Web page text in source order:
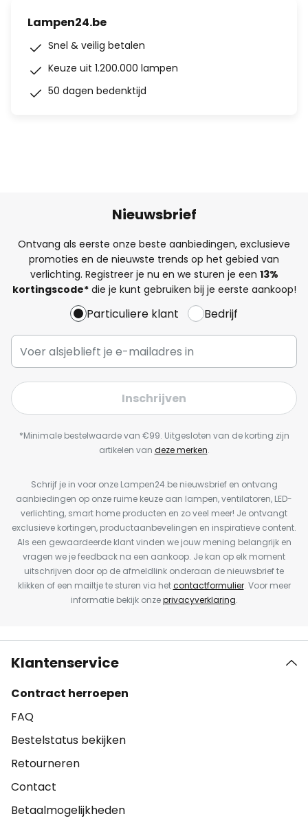
Lampen24.be
Snel & veilig betalen
Keuze uit 1.200.000 lampen
50 dagen bedenktijd
Nieuwsbrief
Ontvang als eerste onze beste aanbiedingen, exclusieve
promoties en de nieuwste trends op het gebied van
verlichting. Registreer je nu en we sturen je een 13%
kortingscode*die je kunt gebruiken bij je eerste aankoop!
Particuliere klant Bedrijf
Inschrijven
*Minimale bestelwaarde van €99. Uitgesloten van de korting zijn
artikelen van deze merken.
Schrijf je in voor onze Lampen24.be nieuwsbrief en ontvang
aanbiedingen op onze ruime keuze aan lampen, ventilatoren, LED-
verlichting, smart home producten en zo veel meer! Je ontvangt
exclusieve kortingen, productaanbevelingen en inspiratieve content.
Als een gewaardeerde klant vinden we jouw mening belangrijk en
vragen we je feedback na een aankoop. Je kan op elk moment
uitschrijven door op de afmeldlink onderaan de nieuwsbrief te
klikken of een mailtje te sturen via hetcontactformulier. Voor meer
informatie bekijk onzeprivacyverklaring.
Klantenservice
Contract herroepen
FAQ
Bestelstatus bekijken
Retourneren
Contact
Betaalmogelijkheden